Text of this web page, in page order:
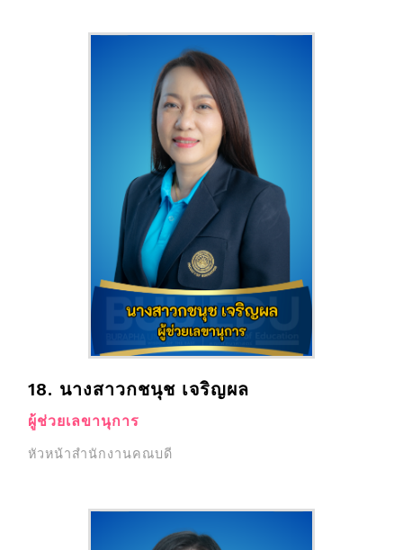
18. นางสาวกชนุช เจริญผล
ผู้ช่วยเลขานุการ
หัวหน้าสำนักงานคณบดี